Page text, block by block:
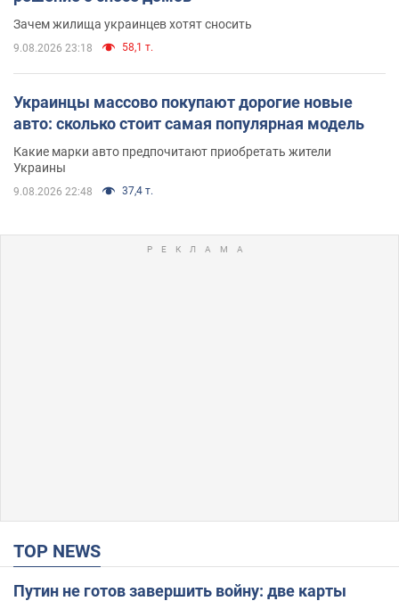
Зачем жилища украинцев хотят сносить
9.08.2026 23:18 58,1 т.
Украинцы массово покупают дорогие новые
авто: сколько стоит самая популярная модель
Какие марки авто предпочитают приобретать жители
Украины
9.08.2026 22:48 37,4 т.
TOP NEWS
Путин не готов завершить войну: две карты